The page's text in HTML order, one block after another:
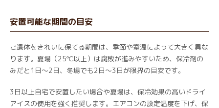
安置可能な期間の目安
ご遺体をきれいに保てる期間は、季節や室温によって大きく異な
ります。夏場（25℃以上）は腐敗が進みやすいため、保冷剤の
みだと1日〜2日、冬場でも2日〜3日が限界の目安です。
3日以上自宅で安置したい場合や夏場は、保冷効果の高いドライ
アイスの使用を強く推奨します。エアコンの設定温度を下げ、保